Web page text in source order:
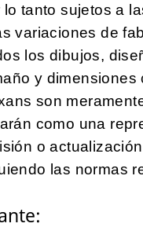
lo tanto sujetos a
variaciones de
los dibujos,
y dimensiones
son
como una
o
las normas